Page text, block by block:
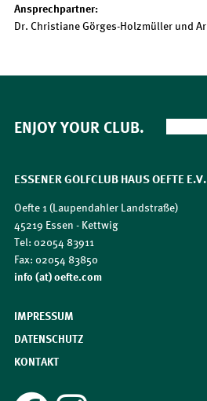
Ansprechpartner:
Dr. Christiane Görges-Holzmüller und
ENJOY YOUR CLUB.
ESSENER GOLFCLUB HAUS OEFTE E.V.
Oefte 1 (Laupendahler Landstraße)
45219 Essen - Kettwig
Tel: 02054 83911
Fax: 02054 83850
​​​​​​​info (at) oefte.com
IMPRESSUM
DATENSCHUTZ
KONTAKT